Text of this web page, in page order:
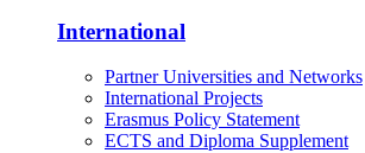
International
Partner Universities and Networks
International Projects
Erasmus Policy Statement
ECTS and Diploma Supplement